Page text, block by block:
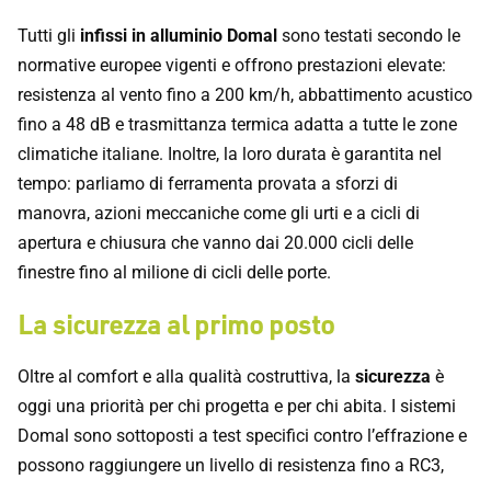
Tutti gli infissi in alluminio Domal sono testati secondo le
normative europee vigenti e offrono prestazioni elevate:
resistenza al vento fino a 200 km/h, abbattimento acustico
fino a 48 dB e trasmittanza termica adatta a tutte le zone
climatiche italiane. Inoltre, la loro durata è garantita nel
tempo: parliamo di ferramenta provata a sforzi di
manovra, azioni meccaniche come gli urti e a cicli di
apertura e chiusura che vanno dai 20.000 cicli delle
finestre fino al milione di cicli delle porte.
La sicurezza al primo posto
Oltre al comfort e alla qualità costruttiva, la sicurezza è
oggi una priorità per chi progetta e per chi abita. I sistemi
Domal sono sottoposti a test specifici contro l’effrazione e
possono raggiungere un livello di resistenza fino a RC3,